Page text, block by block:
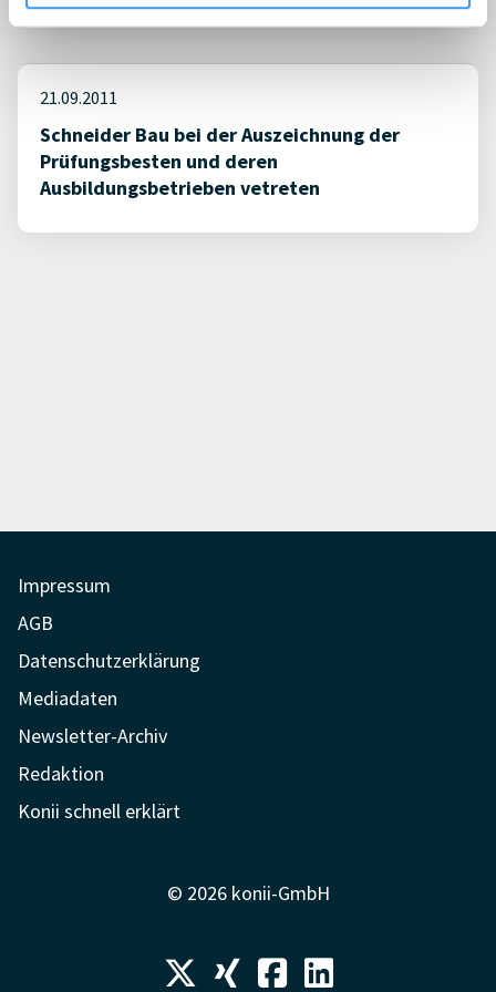
21.09.2011
Schneider Bau bei der Auszeichnung der
Prüfungsbesten und deren
Ausbildungsbetrieben vetreten
Impressum
AGB
Datenschutzerklärung
Mediadaten
Newsletter-Archiv
Redaktion
Konii schnell erklärt
© 2026 konii-GmbH